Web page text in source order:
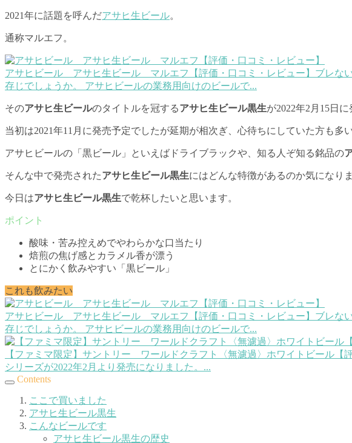
2021年に話題を呼んだアサヒ生ビール。
通称マルエフ。
アサヒビール アサヒ生ビール マルエフ【評価・口コミ・レビュー】ブレな
存じでしょうか。 アサヒビールの業務用向けのビールで...
そのアサヒ生ビールのタイトルを冠するアサヒ生ビール黒生が2022年2月15日に
当初は2021年11月に発売予定でしたが延期が相次ぎ、心待ちにしていた方も多
アサヒビールの「黒ビール」といえばドライブラックや、知る人ぞ知る銘品の
そんな中で発売されたアサヒ生ビール黒生にはどんな特徴があるのか気になり
今日はアサヒ生ビール黒生で乾杯したいと思います。
酸味・苦み控えめでやわらかな口当たり
焙煎の焦げ感とカラメル香が漂う
とにかく飲みやすい「黒ビール」
これも飲みたい
アサヒビール アサヒ生ビール マルエフ【評価・口コミ・レビュー】ブレな
存じでしょうか。 アサヒビールの業務用向けのビールで...
【ファミマ限定】サントリー ワールドクラフト〈無濾過〉ホワイトビール【評
シリーズが2022年2月より発売になりました。...
Contents
ここで買いました
アサヒ生ビール黒生
こんなビールです
アサヒ生ビール黒生の歴史